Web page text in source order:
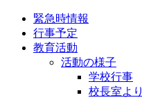
緊急時情報
行事予定
教育活動
活動の様子
学校行事
校長室より